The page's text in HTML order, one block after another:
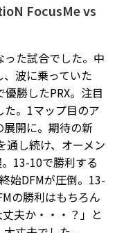
FocusMe vs
た試合でした。中
波に乗っていた
勝したPRX。注目
。1マップ目のア
開に。期待の新
通し続け、オーメン
13-10で勝利する
始DFMが圧倒。13-
の勝利はもちろん
夫か・・・？」と